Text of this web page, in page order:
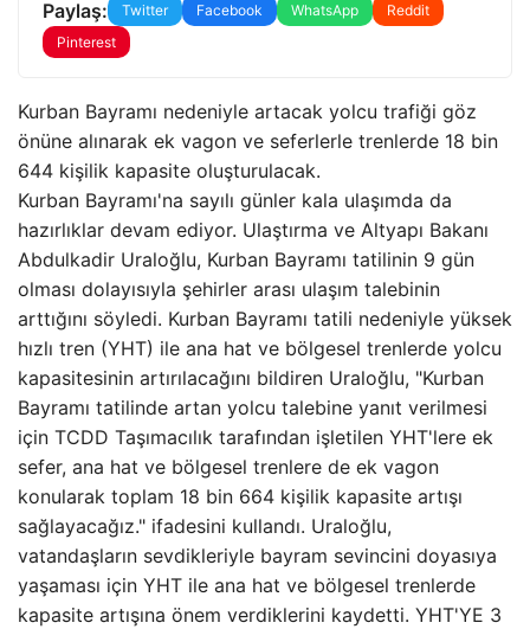
Paylaş: Twitter Facebook WhatsApp
Reddit
Pinterest
Kurban Bayramı nedeniyle artacak yolcu trafiği göz
önüne alınarak ek vagon ve seferlerle trenlerde 18 bin
644 kişilik kapasite oluşturulacak.
Kurban Bayramı'na sayılı günler kala ulaşımda da
hazırlıklar devam ediyor. Ulaştırma ve Altyapı Bakanı
Abdulkadir Uraloğlu, Kurban Bayramı tatilinin 9 gün
olması dolayısıyla şehirler arası ulaşım talebinin
arttığını söyledi. Kurban Bayramı tatili nedeniyle yüksek
hızlı tren (YHT) ile ana hat ve bölgesel trenlerde yolcu
kapasitesinin artırılacağını bildiren Uraloğlu, "Kurban
Bayramı tatilinde artan yolcu talebine yanıt verilmesi
için TCDD Taşımacılık tarafından işletilen YHT'lere ek
sefer, ana hat ve bölgesel trenlere de ek vagon
konularak toplam 18 bin 664 kişilik kapasite artışı
sağlayacağız." ifadesini kullandı. Uraloğlu,
vatandaşların sevdikleriyle bayram sevincini doyasıya
yaşaması için YHT ile ana hat ve bölgesel trenlerde
kapasite artışına önem verdiklerini kaydetti. YHT'YE 3